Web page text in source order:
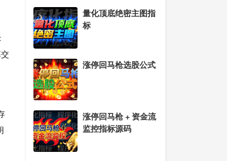
量化顶底绝密主图指
标
涨停回马枪选股公式
涨停回马枪 + 资金流
监控指标源码